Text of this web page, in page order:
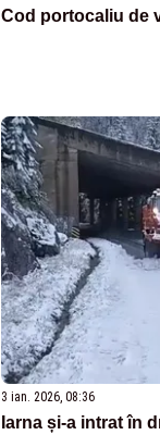
Cod portocaliu de
3 ian. 2026, 08:36
Iarna și-a intrat în